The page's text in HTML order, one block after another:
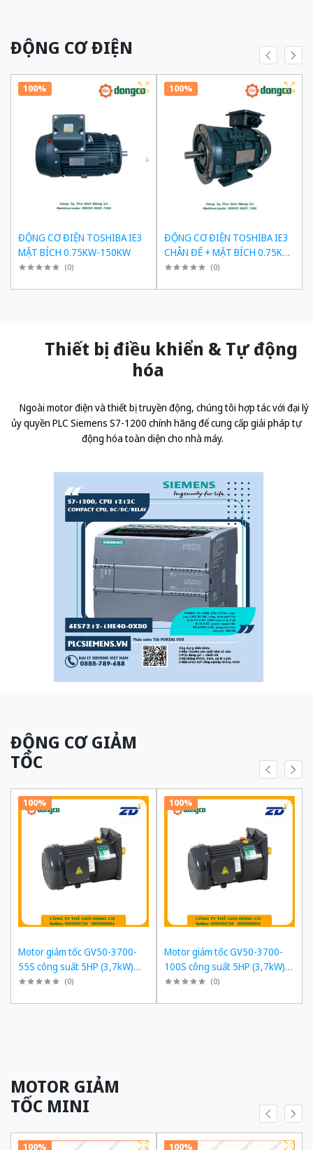
ĐỘNG CƠ ĐIỆN
100%
ĐỘNG CƠ ĐIỆN TOSHIBA IE3
MẶT BÍCH 0.75KW-150KW
(0)
100%
ĐỘNG CƠ ĐIỆN TOSHIBA IE3
CHÂN ĐẾ + MẶT BÍCH 0.75KW-
150KW
(0)
Thiết bị điều khiển & Tự động
hóa
Ngoài motor điện và thiết bị truyền động, chúng tôi hợp tác với đại lý
ủy quyền PLC Siemens S7-1200 chính hãng để cung cấp giải pháp tự
động hóa toàn diện cho nhà máy.
ĐỘNG CƠ GIẢM
TỐC
100%
Motor giảm tốc GV50-3700-
55S công suất 5HP (3,7kW)
1/55 kiểu lắp Mặt bích
(0)
100%
Motor giảm tốc GV50-3700-
100S công suất 5HP (3,7kW)
1/100 kiểu lắp Mặt bích
(0)
MOTOR GIẢM
TỐC MINI
100% 100%